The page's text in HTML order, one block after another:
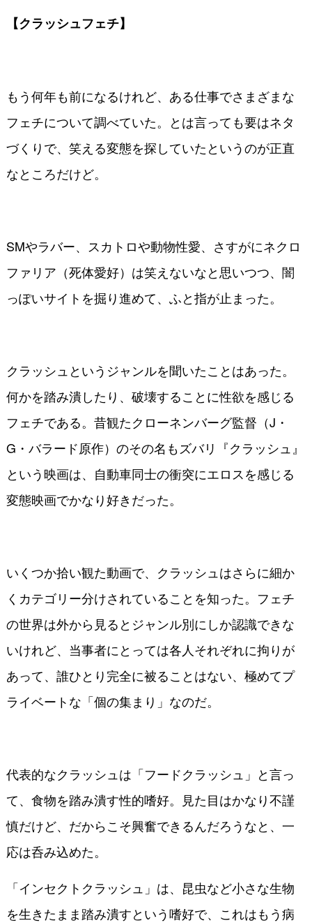
【クラッシュフェチ】
もう何年も前になるけれど、ある仕事でさまざまな
フェチについて調べていた。とは言っても要はネタ
づくりで、笑える変態を探していたというのが正直
なところだけど。
SMやラバー、スカトロや動物性愛、さすがにネクロ
ファリア（死体愛好）は笑えないなと思いつつ、闇
っぽいサイトを掘り進めて、ふと指が止まった。
クラッシュというジャンルを聞いたことはあった。
何かを踏み潰したり、破壊することに性欲を感じる
フェチである。昔観たクローネンバーグ監督（J・
G・バラード原作）のその名もズバリ『クラッシュ』
という映画は、自動車同士の衝突にエロスを感じる
変態映画でかなり好きだった。
いくつか拾い観た動画で、クラッシュはさらに細か
くカテゴリー分けされていることを知った。フェチ
の世界は外から見るとジャンル別にしか認識できな
いけれど、当事者にとっては各人それぞれに拘りが
あって、誰ひとり完全に被ることはない、極めてプ
ライベートな「個の集まり」なのだ。
代表的なクラッシュは「フードクラッシュ」と言っ
て、食物を踏み潰す性的嗜好。見た目はかなり不謹
慎だけど、だからこそ興奮できるんだろうなと、一
応は呑み込めた。
「インセクトクラッシュ」は、昆虫など小さな生物
を生きたまま踏み潰すという嗜好で、これはもう病